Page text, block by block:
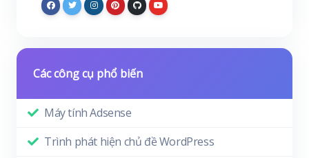
Các công cụ phổ biến
Máy tính Adsense
Trình phát hiện chủ đề WordPress